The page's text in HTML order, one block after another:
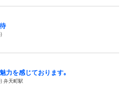
力を感じております｡
弁天町駅